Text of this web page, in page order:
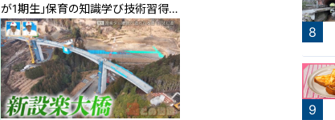
が1期生」保育の知識学び技術習得す
る高校生
8
9